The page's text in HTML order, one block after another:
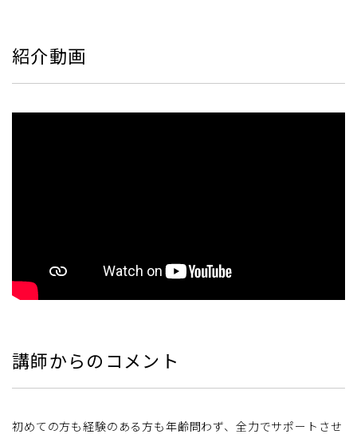
紹介動画
講師からのコメント
初めての方も経験のある方も年齢問わず、全力でサポートさせ